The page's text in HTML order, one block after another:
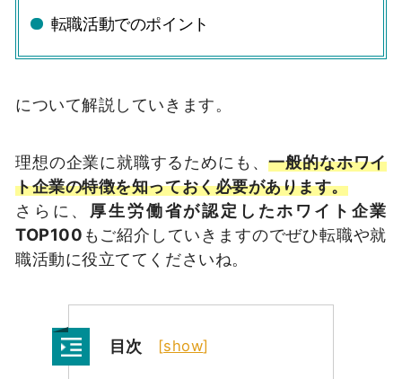
転職活動でのポイント
について解説していきます。
理想の企業に就職するためにも、一般的なホワイ
ト企業の特徴を知っておく必要があります。
さらに、 厚生労働省が認定したホワイト企業
TOP100 もご紹介していきますのでぜひ転職や就
職活動に役立ててくださいね。
目次 [show]